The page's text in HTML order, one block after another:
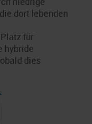
dort lebenden
für
hybride
dies